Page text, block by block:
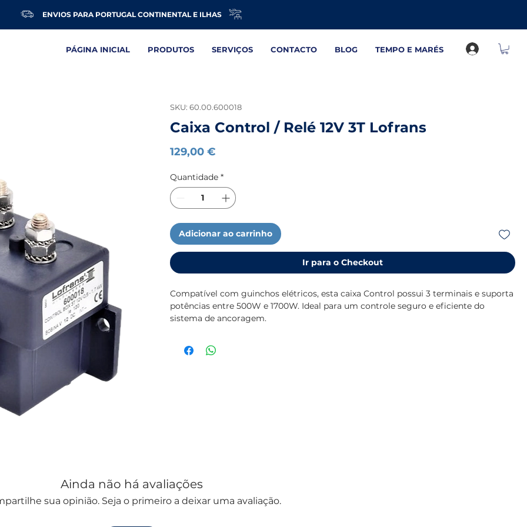
ENVIOS PARA PORTUGAL CONTINENTAL E ILHAS
PÁGINA INICIAL PRODUTOS SERVIÇOS CONTACTO BLOG TEMPO E MARÉS
SKU: 60.00.600018
Caixa Control / Relé 12V 3T Lofrans
129,00 €
Quantidade *
Adicionar ao carrinho
Ir para o Checkout
Compatível com guinchos elétricos, esta caixa Control possui 3 terminais e suporta
potências entre 500W e 1700W. Ideal para um controle seguro e eficiente do
sistema de ancoragem.
Ainda não há avaliações
sua opinião. Seja o primeiro a deixar uma avaliação.